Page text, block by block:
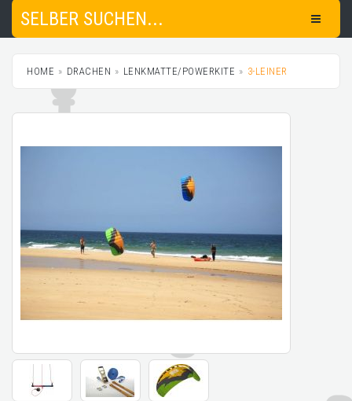
SELBER SUCHEN...
HOME DRACHEN LENKMATTE/POWERKITE 3-LEINER